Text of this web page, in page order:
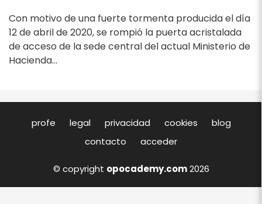
Con motivo de una fuerte tormenta producida el día
12 de abril de 2020, se rompió la puerta acristalada
de acceso de la sede central del actual Ministerio de
Hacienda...
profe legal privacidad cookies
blog
contacto
acceder
© copyright opocademy.com2026